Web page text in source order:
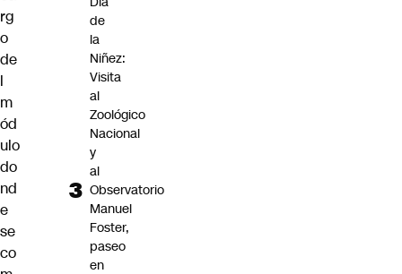
rg
o
de
l
m
ód
ulo
do
nd
e
se
co
de
la
Niñez:
Visita
al
Zoológico
Nacional
y
al
Observatorio
Manuel
Foster,
paseo
en